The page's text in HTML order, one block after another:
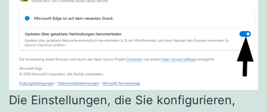
Die Einstellungen, die Sie konfigurieren,